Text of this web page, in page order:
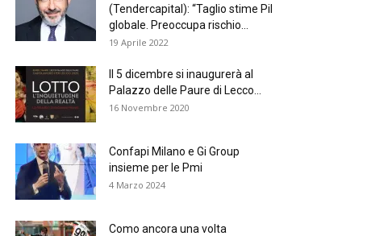
(Tendercapital): “Taglio stime Pil
globale. Preoccupa rischio...
19 Aprile 2022
Il 5 dicembre si inaugurerà al
Palazzo delle Paure di Lecco...
16 Novembre 2020
Confapi Milano e Gi Group
insieme per le Pmi
4 Marzo 2024
Como ancora una volta